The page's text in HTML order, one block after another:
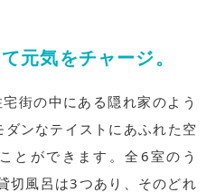
元気をチャージ。
街の中にある隠れ家のよう
ンなテイストにあふれた空
とができます。全6室のう
切風呂は3つあり、そのどれ